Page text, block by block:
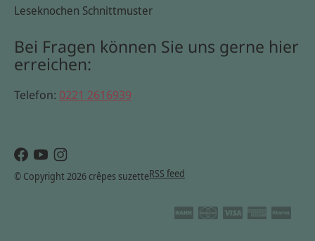
Leseknochen Schnittmuster
Bei Fragen können Sie uns gerne hier
erreichen:
Telefon: 0221 2616939
© Copyright 2026 crêpes suzetteRSS feed